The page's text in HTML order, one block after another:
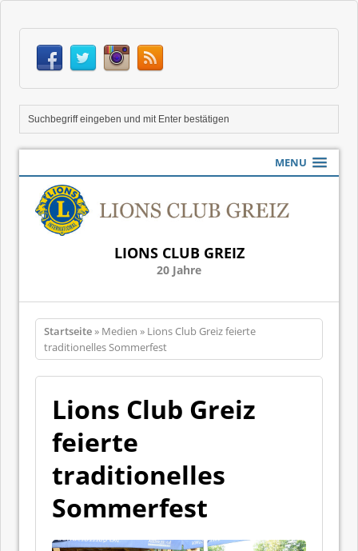
MENU
LIONS CLUB GREIZ
20 Jahre
Startseite» Medien » Lions Club Greiz feierte
traditionelles Sommerfest
Lions Club Greiz
feierte
traditionelles
Sommerfest